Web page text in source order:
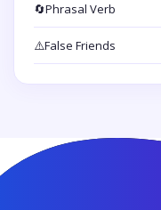
🔄Phrasal Verb
⚠️False Friends